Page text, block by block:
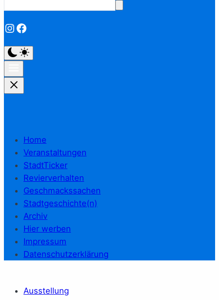
Instagram
Facebook
Home
Veranstaltungen
StadtTicker
Revierverhalten
Geschmackssachen
Stadtgeschichte(n)
Archiv
Hier werben
Impressum
Datenschutzerklärung
Ausstellung